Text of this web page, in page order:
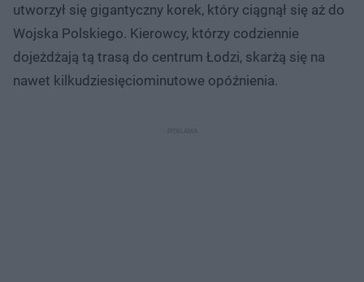
utworzył się gigantyczny korek, który ciągnął się aż do
Wojska Polskiego. Kierowcy, którzy codziennie
dojeżdżają tą trasą do centrum Łodzi, skarżą się na
nawet kilkudziesięciominutowe opóźnienia.